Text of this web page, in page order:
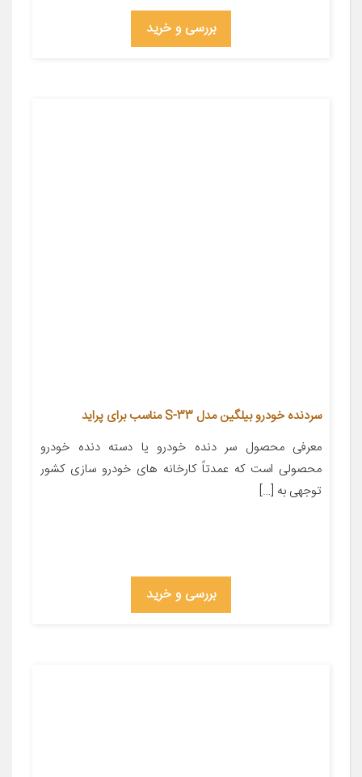
بررسی و خرید
سردنده خودرو بیلگین مدل S-33 مناسب برای پراید
معرفی محصول سر دنده خودرو یا دسته دنده خودرو
محصولی است که عمدتاً کارخانه های خودرو سازی کشور
توجهی به […]
بررسی و خرید